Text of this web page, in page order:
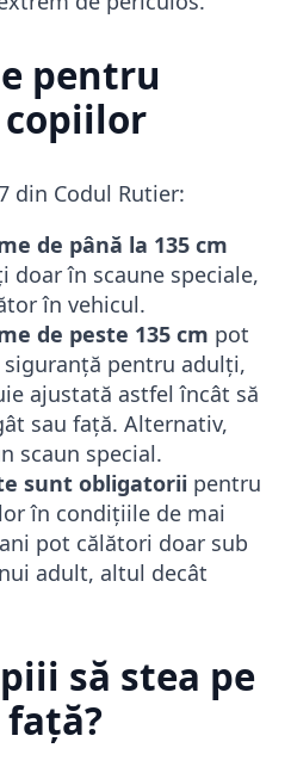
pentru
din Codul Rutier:
de până la 135 cm
în scaune speciale,
în vehicul.
de peste 135 cm pot
pentru adulți,
ajustată astfel încât să
sau față. Alternativ,
scaun special.
sunt obligatorii pentru
în condițiile de mai
pot călători doar sub
adult, altul decât
să stea pe